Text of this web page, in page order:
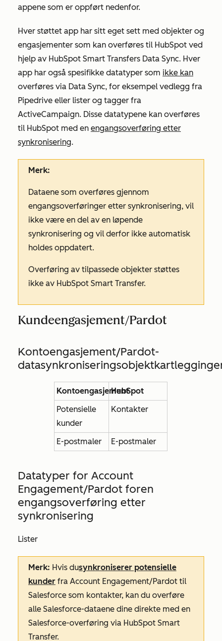
appene som er oppført nedenfor.
Hver støttet app har sitt eget sett med objekter og
engasjementer som kan overføres til HubSpot ved
hjelp av HubSpot Smart Transfers Data Sync. Hver
app har også spesifikke datatyper som ikke kan
overføres via Data Sync, for eksempel vedlegg fra
Pipedrive eller lister og tagger fra
ActiveCampaign. Disse datatypene kan overføres
til HubSpot med en engangsoverføring etter
synkronisering.
Merk:
Dataene som overføres gjennom
engangsoverføringer etter synkronisering, vil
ikke være en del av en løpende
synkronisering og vil derfor ikke automatisk
holdes oppdatert.
Overføring av tilpassede objekter støttes
ikke av HubSpot Smart Transfer.
Kundeengasjement/Pardot
Kontoengasjement/Pardot-
Kontoengasjement
HubSpot
Potensielle
kunder
Kontakter
E-postmaler E-postmaler
Datatyper for Account
Engagement/Pardot foren
engangsoverføring etter
synkronisering
Lister
Merk: Hvis dusynkroniserer potensielle
kunder fra Account Engagement/Pardot til
Salesforce som kontakter, kan du overføre
alle Salesforce-dataene dine direkte med en
Salesforce-overføring via HubSpot Smart
Transfer.